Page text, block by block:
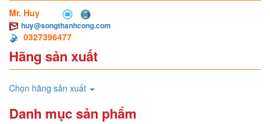
Mr. Huy
huy@songthanhcong.com
0327396477
Hãng sản xuất
Chọn hãng sản xuất
Danh mục sản phẩm